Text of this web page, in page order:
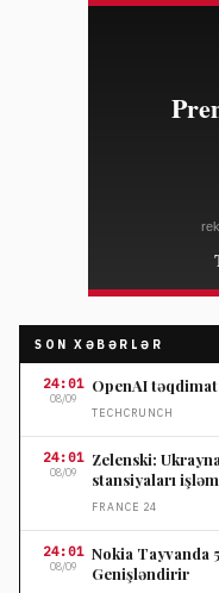
SON XƏBƏRLƏR
24:01
08/09
OpenAI təqdimat
TECHCRUNCH
24:01
08/09
Zelenski:
stansiyaları
FRANCE 24
24:01
08/09
Nokia Tayvanda
Genişləndirir